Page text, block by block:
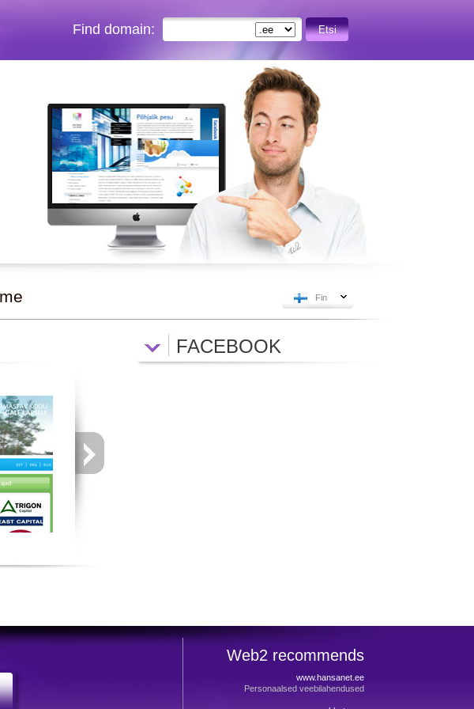
Find domain: Etsi
Fin
FACEBOOK
Web2 recommends
www.hansanet.ee
Personaalsed veebilahendused